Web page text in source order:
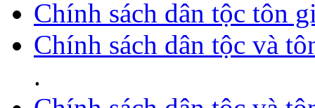
Chính sách dân tộc tôn
Chính sách dân tộc và
.